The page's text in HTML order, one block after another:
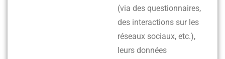
(via des questionnaires,
des interactions sur les
réseaux sociaux, etc.),
leurs données